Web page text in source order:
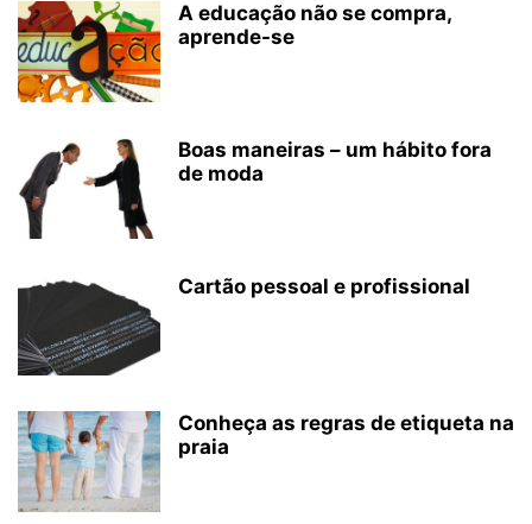
A educação não se compra,
aprende-se
Boas maneiras – um hábito fora
de moda
Cartão pessoal e profissional
Conheça as regras de etiqueta na
praia